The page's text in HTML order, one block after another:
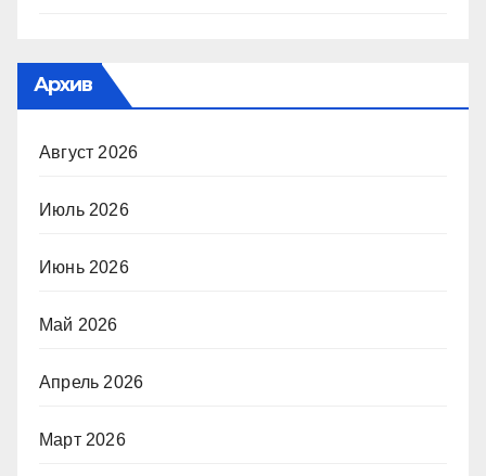
Архив
Август 2026
Июль 2026
Июнь 2026
Май 2026
Апрель 2026
Март 2026